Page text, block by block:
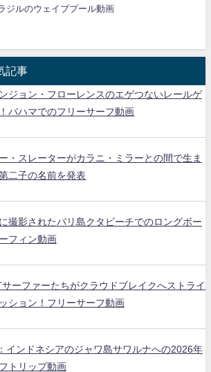
ジルのウェイブプール動画
記事
ジョン・フローレンスのエゲつないレールゲ
バハマでのフリーサーフ動画
・スレーターがカラニ・ミラーとの間で生ま
二子の名前を発表
撮影されたバリ島クタビーチでのロングボー
フィン動画
ーファーたちがクラウドブレイクへストライ
ション！フリーサーフ動画
インドネシアのジャワ島サワルナへの2026年
トリップ動画